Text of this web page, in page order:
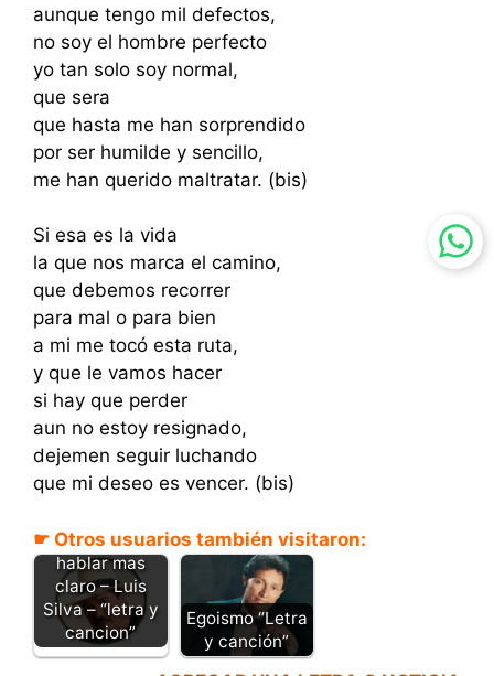
aunque tengo mil defectos,
no soy el hombre perfecto
yo tan solo soy normal,
que sera
que hasta me han sorprendido
por ser humilde y sencillo,
me han querido maltratar. (bis)
Si esa es la vida
la que nos marca el camino,
que debemos recorrer
para mal o para bien
a mi me tocó esta ruta,
y que le vamos hacer
si hay que perder
aun no estoy resignado,
dejemen seguir luchando
que mi deseo es vencer. (bis)
☛ Otros usuarios también visitaron:
Debemos
hablar mas
claro – Luis
Silva – “letra y
cancion”
Egoismo “Letra
y canción”